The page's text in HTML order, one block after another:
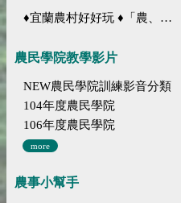
♦宜蘭農村好好玩 ♦「農、藝、山、水」四條遊程推薦
農民學院教學影片
NEW農民學院訓練影音分類
104年度農民學院
106年度農民學院
more
農事小幫手